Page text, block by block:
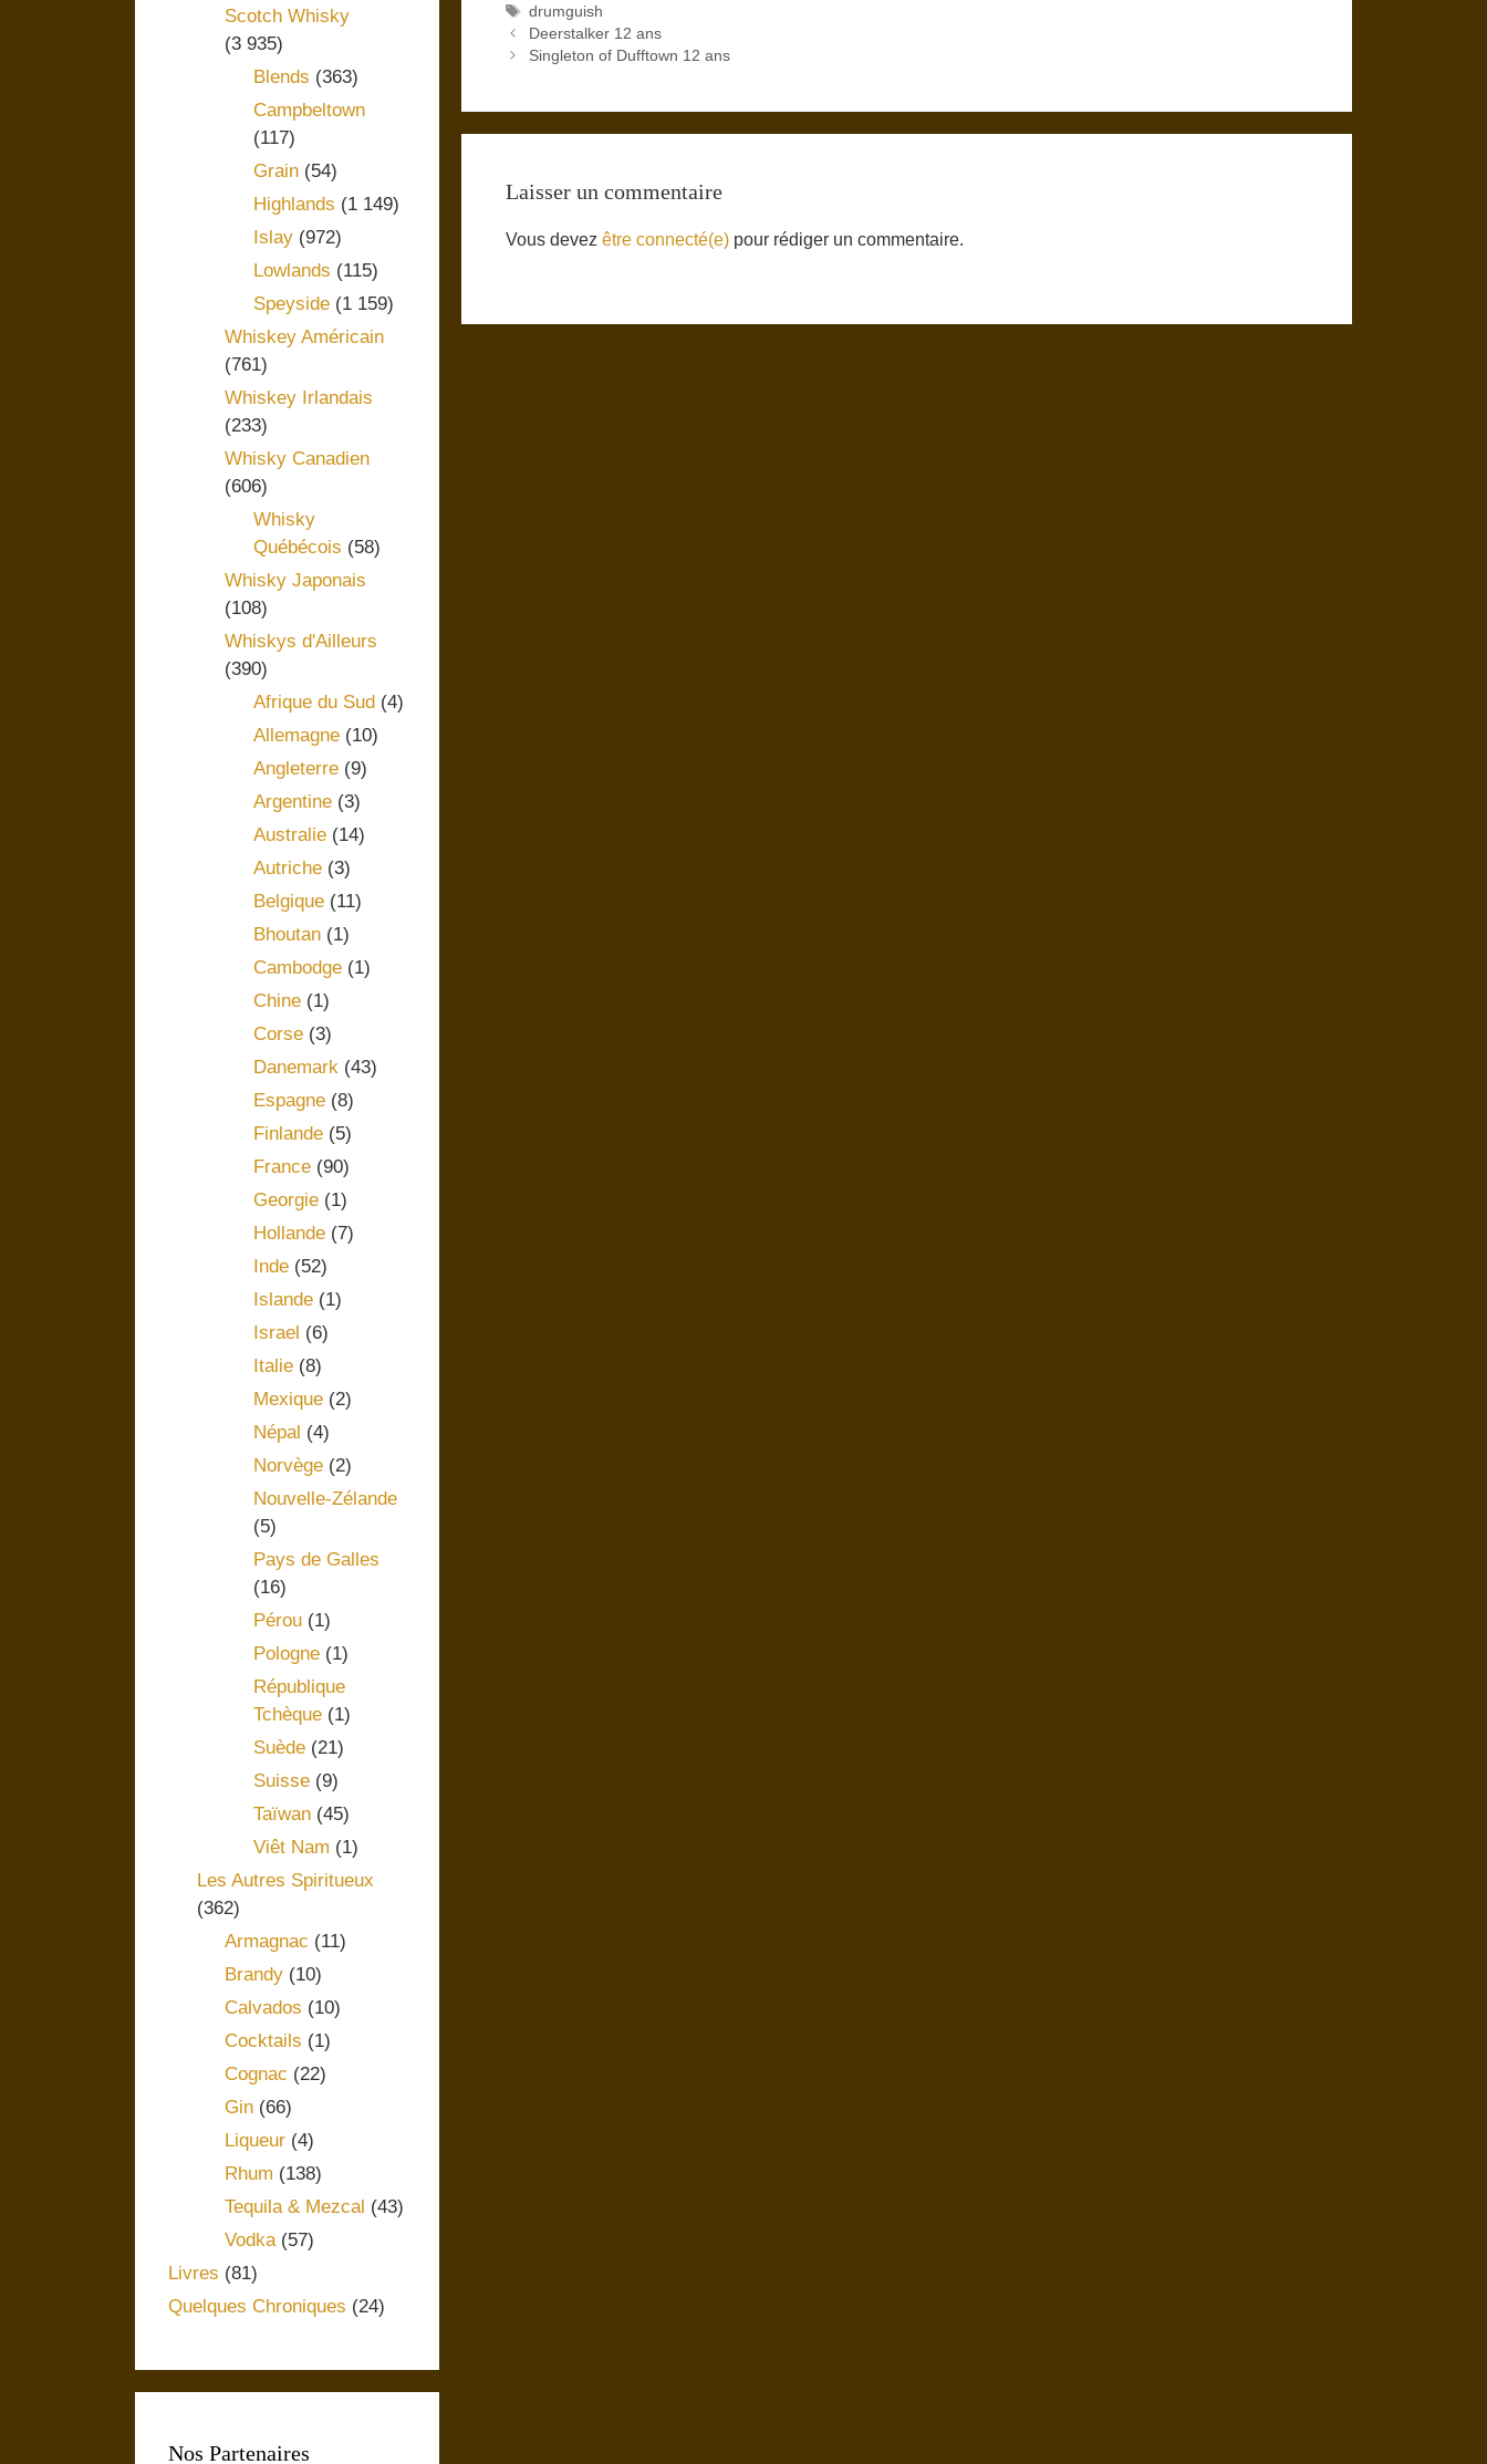
Étiquettes
drumguish
Deerstalker 12 ans
Singleton of Dufftown 12 ans
Laisser un commentaire
Vous devez être connecté(e) pour rédiger un commentaire.
Scotch Whisky
(3 935)
Blends (363)
Campbeltown
(117)
Grain(54)
Highlands (1 149)
Islay(972)
Lowlands (115)
Speyside(1 159)
Whiskey Américain
(761)
Whiskey Irlandais
(233)
Whisky Canadien
(606)
Whisky
Québécois (58)
Whisky Japonais
(108)
Whiskys d'Ailleurs
(390)
Afrique du Sud(4)
Allemagne(10)
Angleterre(9)
Argentine(3)
Australie(14)
Autriche(3)
Belgique(11)
Bhoutan(1)
Cambodge(1)
Chine(1)
Corse(3)
Danemark (43)
Espagne(8)
Finlande(5)
France(90)
Georgie(1)
Hollande(7)
Inde(52)
Islande(1)
Israel (6)
Italie(8)
Mexique(2)
Népal (4)
Norvège(2)
Nouvelle-Zélande
(5)
Pays de Galles
(16)
Pérou(1)
Pologne(1)
République
Tchèque(1)
Suède(21)
Suisse(9)
Taïwan(45)
Viêt Nam (1)
Les Autres Spiritueux
(362)
Armagnac (11)
Brandy (10)
Calvados (10)
Cocktails (1)
Cognac (22)
Gin (66)
Liqueur (4)
Rhum (138)
Tequila & Mezcal (43)
Vodka (57)
Livres (81)
Quelques Chroniques (24)
Nos Partenaires